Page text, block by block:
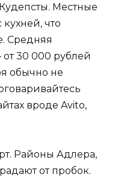
Местные
что
Средняя
от 30 000 рублей
обычно не
вроде Avito,
Районы Адлера,
от пробок.